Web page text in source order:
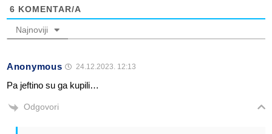
6 KOMENTAR/A
Najnoviji
Anonymous 24.12.2023. 12:13
Pa jeftino su ga kupili…
Odgovori